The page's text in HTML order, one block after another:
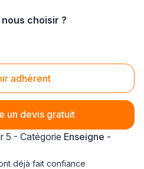
choisir ?
adhérent
un devis gratuit
5 - Catégorie Enseigne -
déjà fait confiance